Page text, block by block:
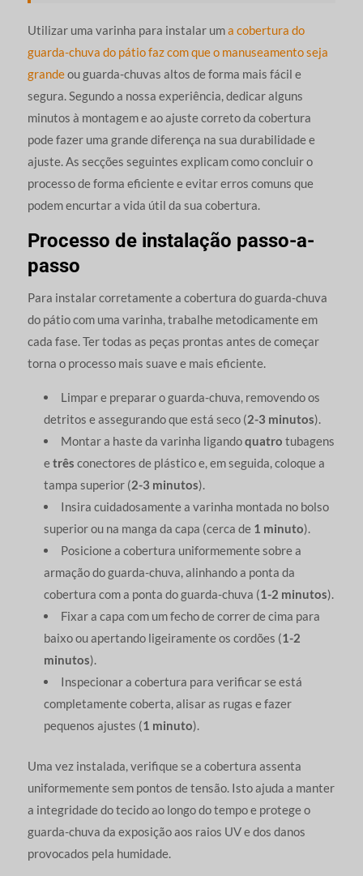
Utilizar uma varinha para instalar uma cobertura do
guarda-chuva do pátio faz com que o manuseamento seja
grandeou guarda-chuvas altos de forma mais fácil e
segura. Segundo a nossa experiência, dedicar alguns
minutos à montagem e ao ajuste correto da cobertura
pode fazer uma grande diferença na sua durabilidade e
ajuste. As secções seguintes explicam como concluir o
processo de forma eficiente e evitar erros comuns que
podem encurtar a vida útil da sua cobertura.
Processo de instalação passo-a-
passo
Para instalar corretamente a cobertura do guarda-chuva
do pátio com uma varinha, trabalhe metodicamente em
cada fase. Ter todas as peças prontas antes de começar
torna o processo mais suave e mais eficiente.
Limpar e preparar o guarda-chuva, removendo os
detritos e assegurando que está seco (2-3 minutos).
Montar a haste da varinha ligandoquatro tubagens
etrês conectores de plástico e, em seguida, coloque a
tampa superior (2-3 minutos).
Insira cuidadosamente a varinha montada no bolso
superior ou na manga da capa (cerca de 1 minuto).
Posicione a cobertura uniformemente sobre a
armação do guarda-chuva, alinhando a ponta da
cobertura com a ponta do guarda-chuva (1-2 minutos).
Fixar a capa com um fecho de correr de cima para
baixo ou apertando ligeiramente os cordões (1-2
minutos).
Inspecionar a cobertura para verificar se está
completamente coberta, alisar as rugas e fazer
pequenos ajustes (1 minuto).
Uma vez instalada, verifique se a cobertura assenta
uniformemente sem pontos de tensão. Isto ajuda a manter
a integridade do tecido ao longo do tempo e protege o
guarda-chuva da exposição aos raios UV e dos danos
provocados pela humidade.